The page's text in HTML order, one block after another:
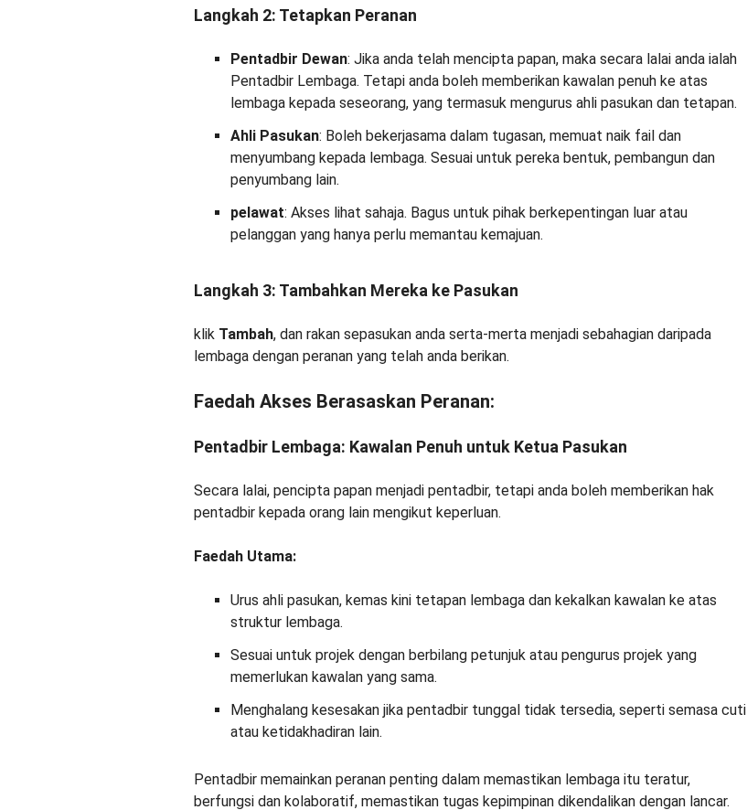
Langkah 2: Tetapkan Peranan
Pentadbir Dewan: Jika anda telah mencipta papan, maka secara lalai anda ialah
Pentadbir Lembaga. Tetapi anda boleh memberikan kawalan penuh ke atas
lembaga kepada seseorang, yang termasuk mengurus ahli pasukan dan tetapan.
Ahli Pasukan: Boleh bekerjasama dalam tugasan, memuat naik fail dan
menyumbang kepada lembaga. Sesuai untuk pereka bentuk, pembangun dan
penyumbang lain.
pelawat: Akses lihat sahaja. Bagus untuk pihak berkepentingan luar atau
pelanggan yang hanya perlu memantau kemajuan.
Langkah 3: Tambahkan Mereka ke Pasukan
klik Tambah, dan rakan sepasukan anda serta-merta menjadi sebahagian daripada
lembaga dengan peranan yang telah anda berikan.
Faedah Akses Berasaskan Peranan:
Pentadbir Lembaga: Kawalan Penuh untuk Ketua Pasukan
Secara lalai, pencipta papan menjadi pentadbir, tetapi anda boleh memberikan hak
pentadbir kepada orang lain mengikut keperluan.
Faedah Utama:
Urus ahli pasukan, kemas kini tetapan lembaga dan kekalkan kawalan ke atas
struktur lembaga.
Sesuai untuk projek dengan berbilang petunjuk atau pengurus projek yang
memerlukan kawalan yang sama.
Menghalang kesesakan jika pentadbir tunggal tidak tersedia, seperti semasa cuti
atau ketidakhadiran lain.
Pentadbir memainkan peranan penting dalam memastikan lembaga itu teratur,
berfungsi dan kolaboratif, memastikan tugas kepimpinan dikendalikan dengan lancar.